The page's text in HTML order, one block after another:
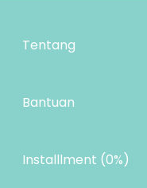
Tentang
Lokasi Toko
MOOIMOM Affiliate Program
Bantuan
Pengiriman
Installlment (0%)